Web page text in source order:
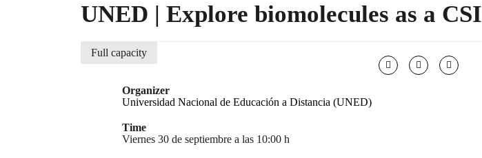
UNED | Explore biomolecules as a CSI
Full capacity
Organizer
Universidad Nacional de Educación a Distancia (UNED)
Time
Viernes 30 de septiembre a las 10:00 h